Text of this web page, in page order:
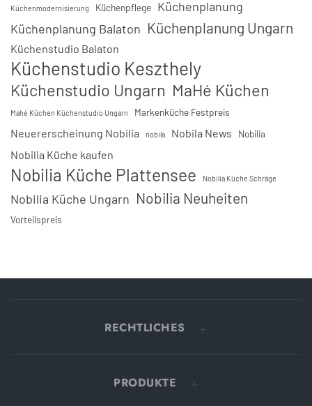
Küchenmodernisierung Küchenpflege Küchenplanung
Küchenplanung Balaton Küchenplanung Ungarn
Küchenstudio Balaton
Küchenstudio Keszthely
Küchenstudio Ungarn MaHé Küchen
Mahé Küchen Küchenstudio Ungarn Markenküche Festpreis
Neuererscheinung Nobilia nobila Nobila News Nobilia
Nobilia Küche kaufen
Nobilia Küche Plattensee Nobilia Küche Schräge
Nobilia Küche Ungarn Nobilia Neuheiten
Vorteilspreis
RECHTLICHES
PRODUKTE